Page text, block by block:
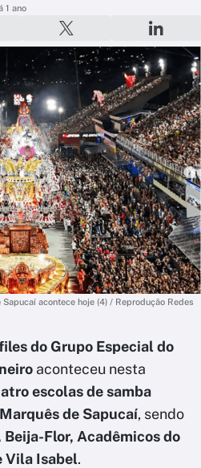
1 ano
acontece hoje (4) / Reprodução Redes
do Grupo Especial do
aconteceu nesta
escolas de samba
de Sapucaí, sendo
Beija-Flor, Acadêmicos do
Vila Isabel.